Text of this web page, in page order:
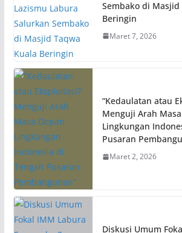
Sembako di Masjid
Beringin
Maret 7, 2026
“Kedaulatan atau
Menguji Arah
Lingkungan
Pusaran
Maret 2, 2026
Diskusi Umum